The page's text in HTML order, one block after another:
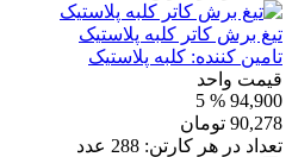
تیغ برش کاتر کلبه پلاستیک
تامین کننده: کلبه پلاستیک
قیمت واحد
94,900
% 5
90,278 تومان
تعداد در هر کارتن: 288 عدد